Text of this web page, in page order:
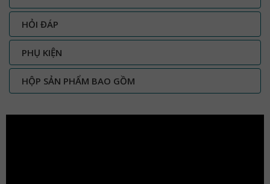
HỎI ĐÁP
PHỤ KIỆN
HỘP SẢN PHẨM BAO GỒM